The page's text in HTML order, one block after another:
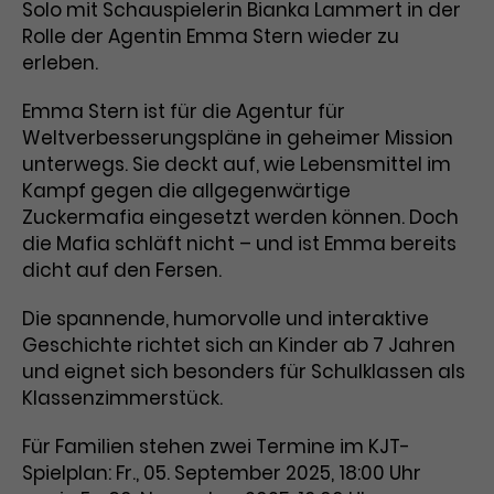
Benutzer*in wiedererkannt werden,
und es wird Zugang zu
Name cookie_optin
Anbieter TYPO3
Laufzeit 1 Monat
Zweck
Optin-Einstellungen.
Laufzeit 2 Jahre
Zweck
Analytics installiert. Das Cookie
wird verwendet, um
Besucher*innen-, Sitzungs- und
Kampagnendaten zu berechnen
und die Nutzung der Website für
den Analysebericht der Website zu
verfolgen. Die Cookies speichern
Informationen anonym und weisen
eine zufallsgenerierte Nummer zu,
um Besuche zu erkennen.
Name _gid
Anbieter Google Analytics
Marketing
Diese Gruppe beinhaltet alle Scripte, die es uns
ermöglichen die Leistung unserer
Conversions zu messen. Außerdem helfen sie
uns dabei Werbeanzeigen und Inhalte besser auf
die Interessen unserer Nutzer abzustimmen.
Name
_gcl_au
Anbieter Google Ads
Laufzeit 3 Monate
Zweck
Wird von Google verwendet, um
die Effizienz von Werbeanzeigen zu
messen und Conversions zu
speichern. Dieses Cookie hilft dabei
Google-Anzeigen auf unsere
Website gelangt sind.
Cookie-Informationen
Solo mit Schauspielerin Bianka Lammert in der
Rolle der Agentin Emma Stern wieder zu
erleben.
Emma Stern ist für die Agentur für
Weltverbesserungspläne in geheimer Mission
unterwegs. Sie deckt auf, wie Lebensmittel im
Kampf gegen die allgegenwärtige
Zuckermafia eingesetzt werden können. Doch
die Mafia schläft nicht – und ist Emma bereits
dicht auf den Fersen.
Die spannende, humorvolle und interaktive
Geschichte richtet sich an Kinder ab 7 Jahren
und eignet sich besonders für Schulklassen als
Klassenzimmerstück.
Für Familien stehen zwei Termine im KJT-
Spielplan: Fr., 05. September 2025, 18:00 Uhr